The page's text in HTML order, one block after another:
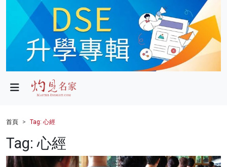
政局
財經
健康
首頁 Tag: 心經
Tag: 心經